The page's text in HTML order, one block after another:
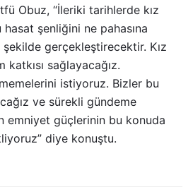
Obuz, “İleriki tarihlerde kız
şenliğini ne pahasına
gerçekleştirecektir. Kız
sağlayacağız.
istiyoruz. Bizler bu
ve sürekli gündeme
emniyet güçlerinin bu konuda
diye konuştu.